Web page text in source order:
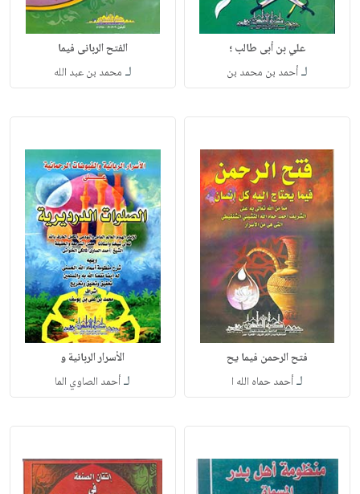
علي بن أبى طالب ؛
لـأحمد بن محمد بن
الفتح الربانى فيما
لـ محمد بن عبد الله
فتح الرحمن فيما يح
لـأحمد حماه الله ا
الأسرار الربانية و
لـأحمد الصاوي الما